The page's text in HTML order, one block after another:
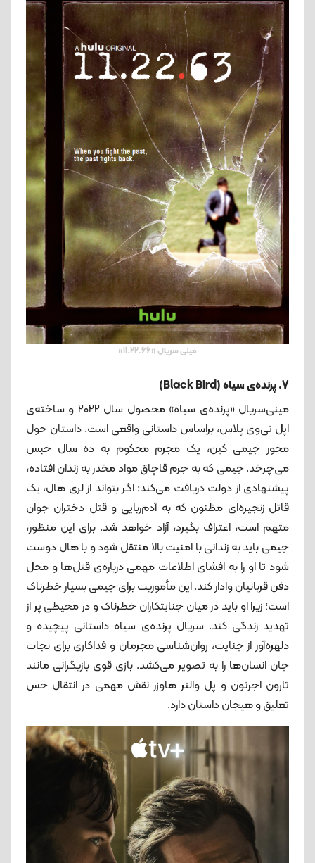
مینی سریال «11.22.66»
7. پرنده‌ی سیاه (Black Bird)
مینی‌سریال «پرنده‌ی سیاه» محصول سال ۲۰۲۲ و ساخته‌ی
اپل تی‌وی پلاس، براساس داستانی واقعی است. داستان حول
محور جیمی کین، یک مجرم محکوم به ده سال حبس
می‌چرخد. جیمی که به جرم قاچاق مواد مخدر به زندان افتاده،
پیشنهادی از دولت دریافت می‌کند: اگر بتواند از لری هال، یک
قاتل زنجیره‌ای مظنون که به آدم‌ربایی و قتل دختران جوان
متهم است، اعتراف بگیرد، آزاد خواهد شد. برای این منظور،
جیمی باید به زندانی با امنیت بالا منتقل شود و با هال دوست
شود تا او را به افشای اطلاعات مهمی درباره‌ی قتل‌ها و محل
دفن قربانیان وادار کند. این مأموریت برای جیمی بسیار خطرناک
است؛ زیرا او باید در میان جنایتکاران خطرناک و در محیطی پر از
تهدید زندگی کند. سریال پرنده‌ی سیاه داستانی پیچیده و
دلهره‌آور از جنایت، روان‌شناسی مجرمان و فداکاری برای نجات
جان انسان‌ها را به تصویر می‌کشد. بازی قوی بازیگرانی مانند
تارون اجرتون و پل والتر هاوزر نقش مهمی در انتقال حس
تعلیق و هیجان داستان دارد.